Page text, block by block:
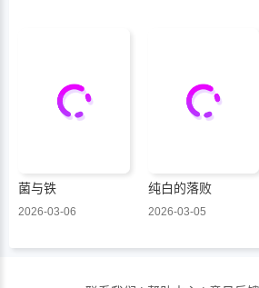
菌与铁
2026-03-06
纯白的落败
2026-03-05